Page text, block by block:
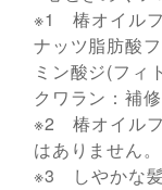
※1 椿オイルフ
ナッツ脂肪酸
ミン酸ジ(フィ
クワラン：補
※2 椿オイルフ
はありません。
※3 しやかな髪